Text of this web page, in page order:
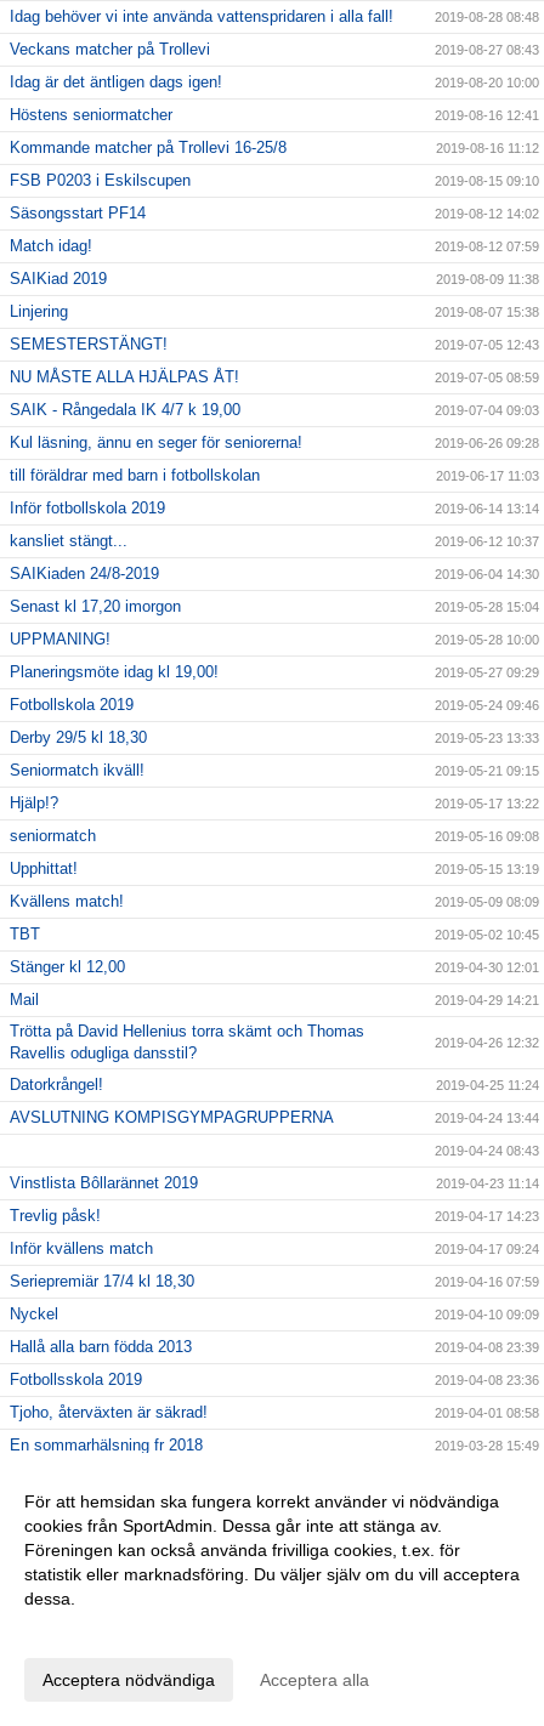
Idag behöver vi inte använda vattenspridaren i alla fall! 2019-08-28 08:48
Veckans matcher på Trollevi 2019-08-27 08:43
Idag är det äntligen dags igen! 2019-08-20 10:00
Höstens seniormatcher 2019-08-16 12:41
Kommande matcher på Trollevi 16-25/8 2019-08-16 11:12
FSB P0203 i Eskilscupen 2019-08-15 09:10
Säsongsstart PF14 2019-08-12 14:02
Match idag! 2019-08-12 07:59
SAIKiad 2019 2019-08-09 11:38
Linjering 2019-08-07 15:38
SEMESTERSTÄNGT! 2019-07-05 12:43
NU MÅSTE ALLA HJÄLPAS ÅT! 2019-07-05 08:59
SAIK - Rångedala IK 4/7 k 19,00 2019-07-04 09:03
Kul läsning, ännu en seger för seniorerna! 2019-06-26 09:28
till föräldrar med barn i fotbollskolan 2019-06-17 11:03
Inför fotbollskola 2019 2019-06-14 13:14
kansliet stängt... 2019-06-12 10:37
SAIKiaden 24/8-2019 2019-06-04 14:30
Senast kl 17,20 imorgon 2019-05-28 15:04
UPPMANING! 2019-05-28 10:00
Planeringsmöte idag kl 19,00! 2019-05-27 09:29
Fotbollskola 2019 2019-05-24 09:46
Derby 29/5 kl 18,30 2019-05-23 13:33
Seniormatch ikväll! 2019-05-21 09:15
Hjälp!? 2019-05-17 13:22
seniormatch 2019-05-16 09:08
Upphittat! 2019-05-15 13:19
Kvällens match! 2019-05-09 08:09
TBT 2019-05-02 10:45
Stänger kl 12,00 2019-04-30 12:01
Mail 2019-04-29 14:21
Trötta på David Hellenius torra skämt och Thomas
Ravellis odugliga dansstil?
2019-04-26 12:32
Datorkrångel! 2019-04-25 11:24
AVSLUTNING KOMPISGYMPAGRUPPERNA 2019-04-24 13:44
2019-04-24 08:43
Vinstlista Bôllarännet 2019 2019-04-23 11:14
Trevlig påsk! 2019-04-17 14:23
Inför kvällens match 2019-04-17 09:24
Seriepremiär 17/4 kl 18,30 2019-04-16 07:59
Nyckel 2019-04-10 09:09
Hallå alla barn födda 2013 2019-04-08 23:39
Fotbollsskola 2019 2019-04-08 23:36
Tjoho, återväxten är säkrad! 2019-04-01 08:58
En sommarhälsning fr 2018 2019-03-28 15:49
Lagfotografering 2019-03-20 10:00
Dagens DM-match SAIK Senior - Borgstena IF 2019-03-20 08:13
INTERSPORT 28/3 kl 16,30-19,30 2019-03-12 14:24
Påminner om årsmötet 10/3!
FOTBOLLSLEKIS
För att hemsidan ska fungera korrekt använder vi nödvändiga
cookies från SportAdmin. Dessa går inte att stänga av.
Föreningen kan också använda frivilliga cookies, t.ex. för
statistik eller marknadsföring. Du väljer själv om du vill acceptera
dessa.
Acceptera nödvändiga Acceptera alla